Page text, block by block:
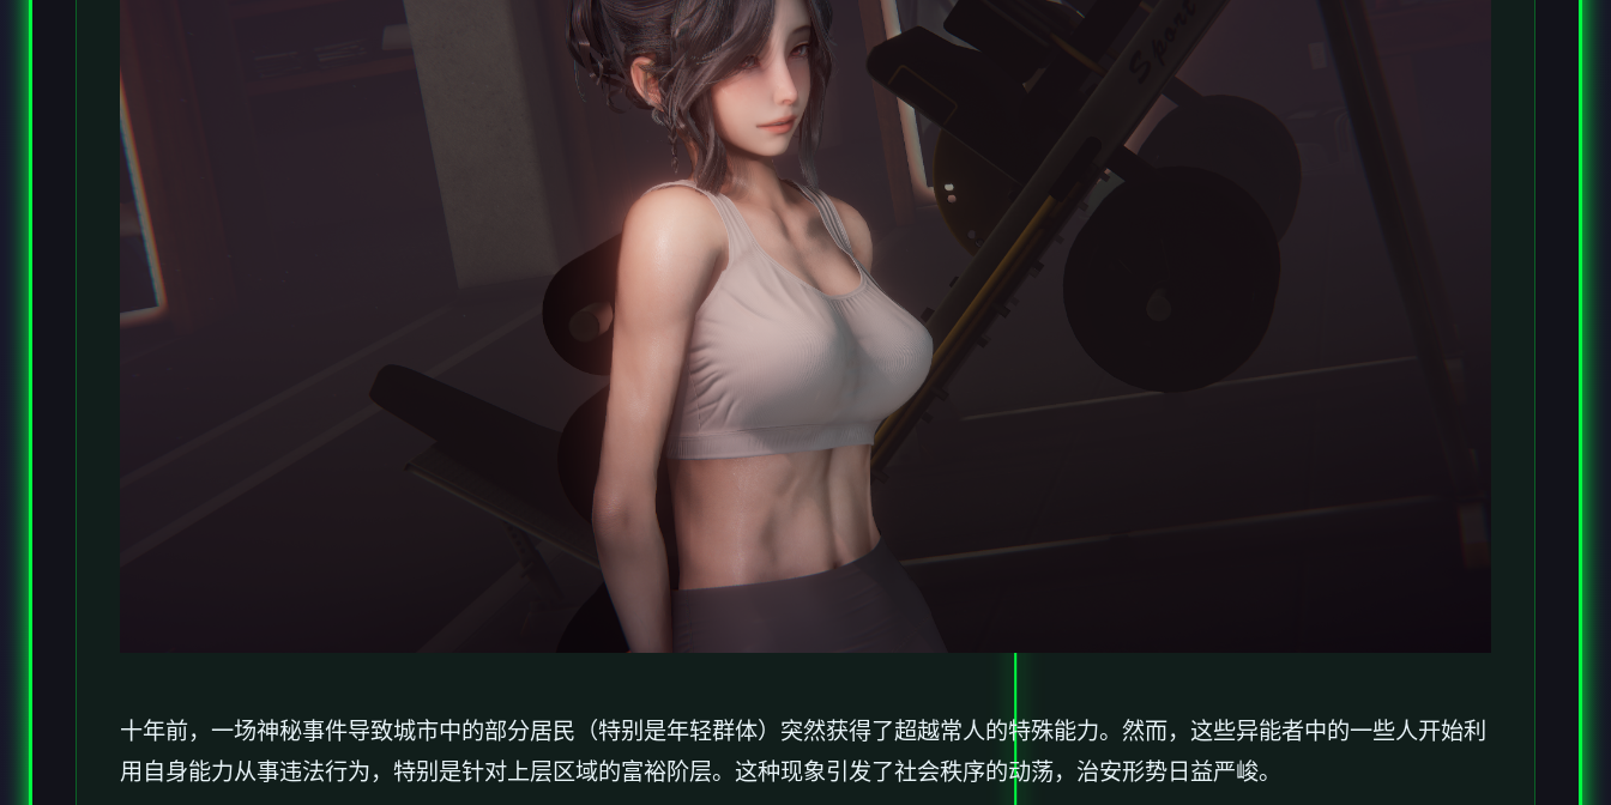
十年前，一场神秘事件导致城市中的部分居民（特别是年轻群体）突然获得了超越常人的特殊能力。然而，这些异能者中的一些人开始利
用自身能力从事违法行为，特别是针对上层区域的富裕阶层。这种现象引发了社会秩序的动荡，治安形势日益严峻。